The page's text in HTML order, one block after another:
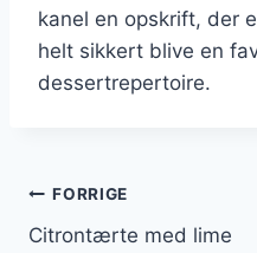
kanel en opskrift, der
helt sikkert blive en
dessertrepertoire.
FORRIGE
Citrontærte med lime